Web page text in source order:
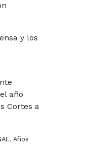
y los
año
Cortes a
Años